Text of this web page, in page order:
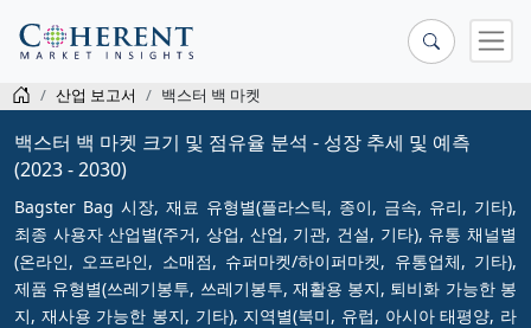
산업 보고서 백스터 백 마켓
백스터 백 마켓 크기 및 점유율 분석 - 성장 추세 및 예측
(2023 - 2030)
Bagster Bag 시장, 재료 유형별(플라스틱, 종이, 금속, 유리, 기타),
최종 사용자 산업별(주거, 상업, 산업, 기관, 건설, 기타), 유통 채널별
(온라인, 오프라인, 소매점, 슈퍼마켓/하이퍼마켓, 유통업체, 기타),
제품 유형별(쓰레기봉투, 쓰레기봉투, 재활용 봉지, 퇴비화 가능한 봉
지, 재사용 가능한 봉지, 기타), 지역별(북미, 유럽, 아시아 태평양, 라